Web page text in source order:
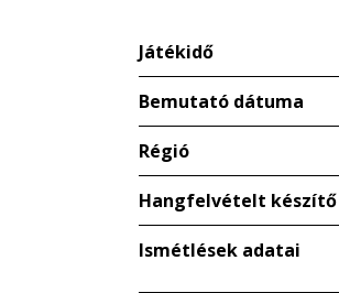
Játékidő
Bemutató dátuma
Régió
Hangfelvételt
Ismétlések adatai